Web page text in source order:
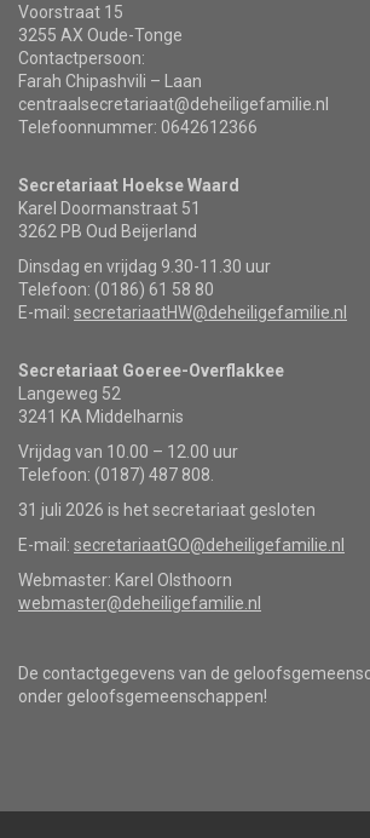
Voorstraat 15
3255 AX Oude-Tonge
Contactpersoon:
Farah Chipashvili – Laan
centraalsecretariaat@deheiligefamilie.nl
Telefoonnummer: 0642612366
Secretariaat Hoekse Waard
Karel Doormanstraat 51
3262 PB Oud Beijerland
Dinsdag en vrijdag 9.30-11.30 uur
Telefoon: (0186) 61 58 80
E-mail: secretariaatHW@deheiligefamilie.nl
Secretariaat Goeree-Overflakkee
Langeweg 52
3241 KA Middelharnis
Vrijdag van 10.00 – 12.00 uur
Telefoon: (0187) 487 808.
31 juli 2026 is het secretariaat gesloten
E-mail: secretariaatGO@deheiligefamilie.nl
Webmaster: Karel Olsthoorn
webmaster@deheiligefamilie.nl
De contactgegevens van de
onder geloofsgemeenschappen!